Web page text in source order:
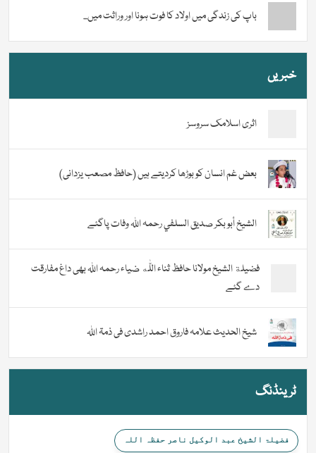
باپ کی زندگی میں اولاد کا فوت ہونا اور وراثت میں...
خبریں
اثری اسلامک سروسز
بعض غم انسان کو بوڑھا کردیتے ہیں (حافظ مصعب یزدانی)
الشيخ أبو بكر صديق السلفي رحمہ اللہ وفات پاگئے
فضیلة الشيخ مولانا حافظ ثناء اللّٰه ضیاء رحمہ اللہ بھی داغ مفارقت
دے گئے
شیخ الحدیث علامہ فاروق احمد راشدی فی ذمۃ اللہ
ٹرینڈنگ
فضیلۃ الشیخ عبد الوکیل ناصر حفظہ اللہ